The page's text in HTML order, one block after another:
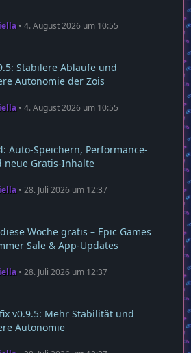
4. August 2026 um 10:55
Stabilere Abläufe und
Autonomie der Zois
4. August 2026 um 10:55
Auto-Speichern, Performance-
neue Gratis-Inhalte
28. Juli 2026 um 12:37
Woche gratis – Epic Games
Sale & App‑Updates
28. Juli 2026 um 12:37
v0.9.5: Mehr Stabilität und
Autonomie